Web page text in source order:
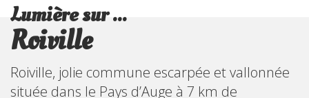
Lumière sur ...
Roiville
Roiville, jolie commune escarpée et vallonnée
située dans le Pays d’Auge à 7 km de